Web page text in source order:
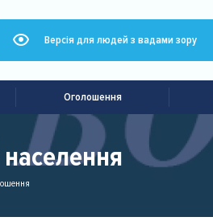
Версія для людей з вадами зору
Оголошення